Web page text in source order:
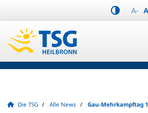
A-
Die TSG Alle News Gau-Mehrkampftag